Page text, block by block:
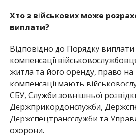
Хто з військових може
виплати?
Відповідно до Порядку
компенсації
житла та його оренду, право на
компенсації мають
СБУ, Служби зовнішньої
Держприкордонслужби,
Держспецтрансслужби та
охорони.